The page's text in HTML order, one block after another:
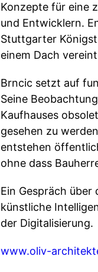
Konzepte für eine
und Entwicklern.
Stuttgarter
einem Dach
Brncic setzt auf
Seine
Kaufhauses
gesehen zu
entstehen
ohne dass
Ein Gespräch
künstliche
der Digitalisierung.
www.oliv-